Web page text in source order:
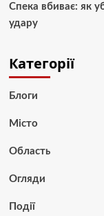
Спека вбиває: як
удару
Категорії
Блоги
Місто
Область
Огляди
Події